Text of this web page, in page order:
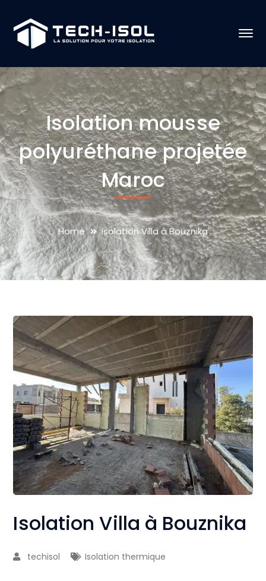
Isolation mousse
polyuréthane projetée
Maroc
Home Isolation Villa à Bouznika
Isolation Villa à Bouznika
techisol Isolation thermique